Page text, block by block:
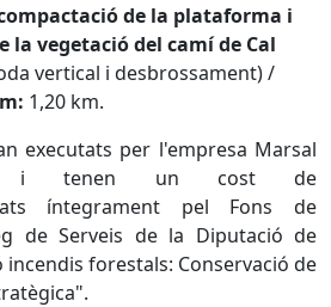
de la plataforma i
la vegetació del camí de Cal
vertical i desbrossament) /
1,20 km.
executats per l'empresa Marsal
i tenen un cost de
íntegrament pel Fons de
de Serveis de la Diputació de
incendis forestals: Conservació de